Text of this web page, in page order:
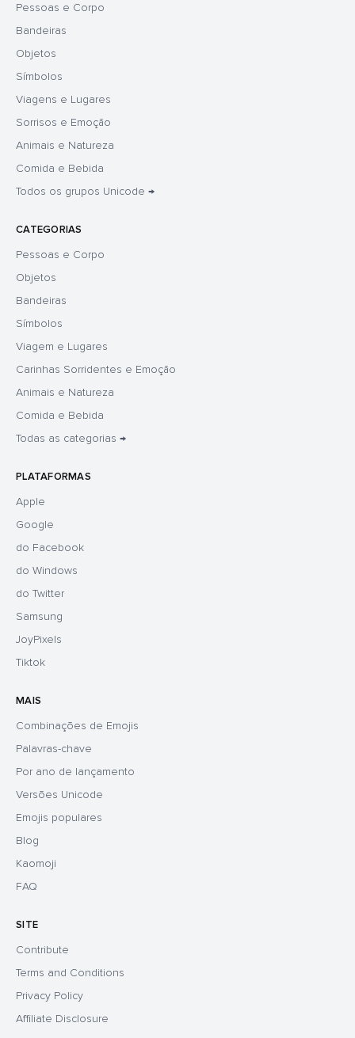
Pessoas e Corpo
Bandeiras
Objetos
Símbolos
Viagens e Lugares
Sorrisos e Emoção
Animais e Natureza
Comida e Bebida
Todos os grupos Unicode →
CATEGORIAS
Pessoas e Corpo
Objetos
Bandeiras
Símbolos
Viagem e Lugares
Carinhas Sorridentes e Emoção
Animais e Natureza
Comida e Bebida
Todas as categorias →
PLATAFORMAS
Apple
Google
do Facebook
do Windows
do Twitter
Samsung
JoyPixels
Tiktok
MAIS
Combinações de Emojis
Palavras-chave
Por ano de lançamento
Versões Unicode
Emojis populares
Blog
Kaomoji
FAQ
SITE
Contribute
Terms and Conditions
Privacy Policy
Affiliate Disclosure